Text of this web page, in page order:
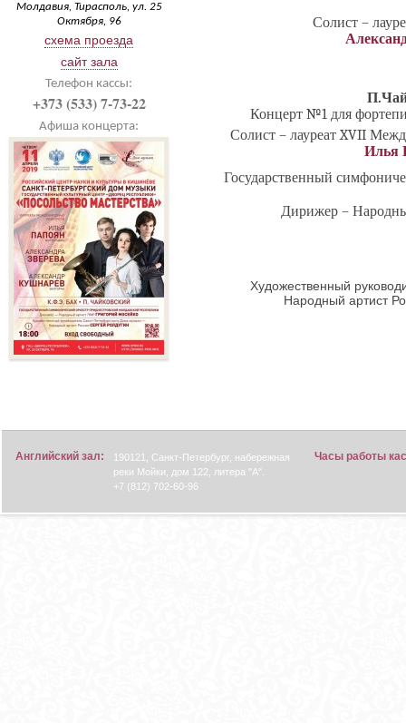
Молдавия, Тирасполь, ул. 25
Октября, 96
схема проезда
сайт зала
Телефон кассы:
+373 (533) 7-73-22
Афиша концерта:
Солист –
Концерт №1 для
Солист – лауреат XVII
Илья
Государственный
Дирижер –
Художественный
Народный артист
Английский зал:
190121, Санкт-Петербург, набережная
реки Мойки, дом 122, литера "А".
+7 (812) 702-60-96
Часы работы